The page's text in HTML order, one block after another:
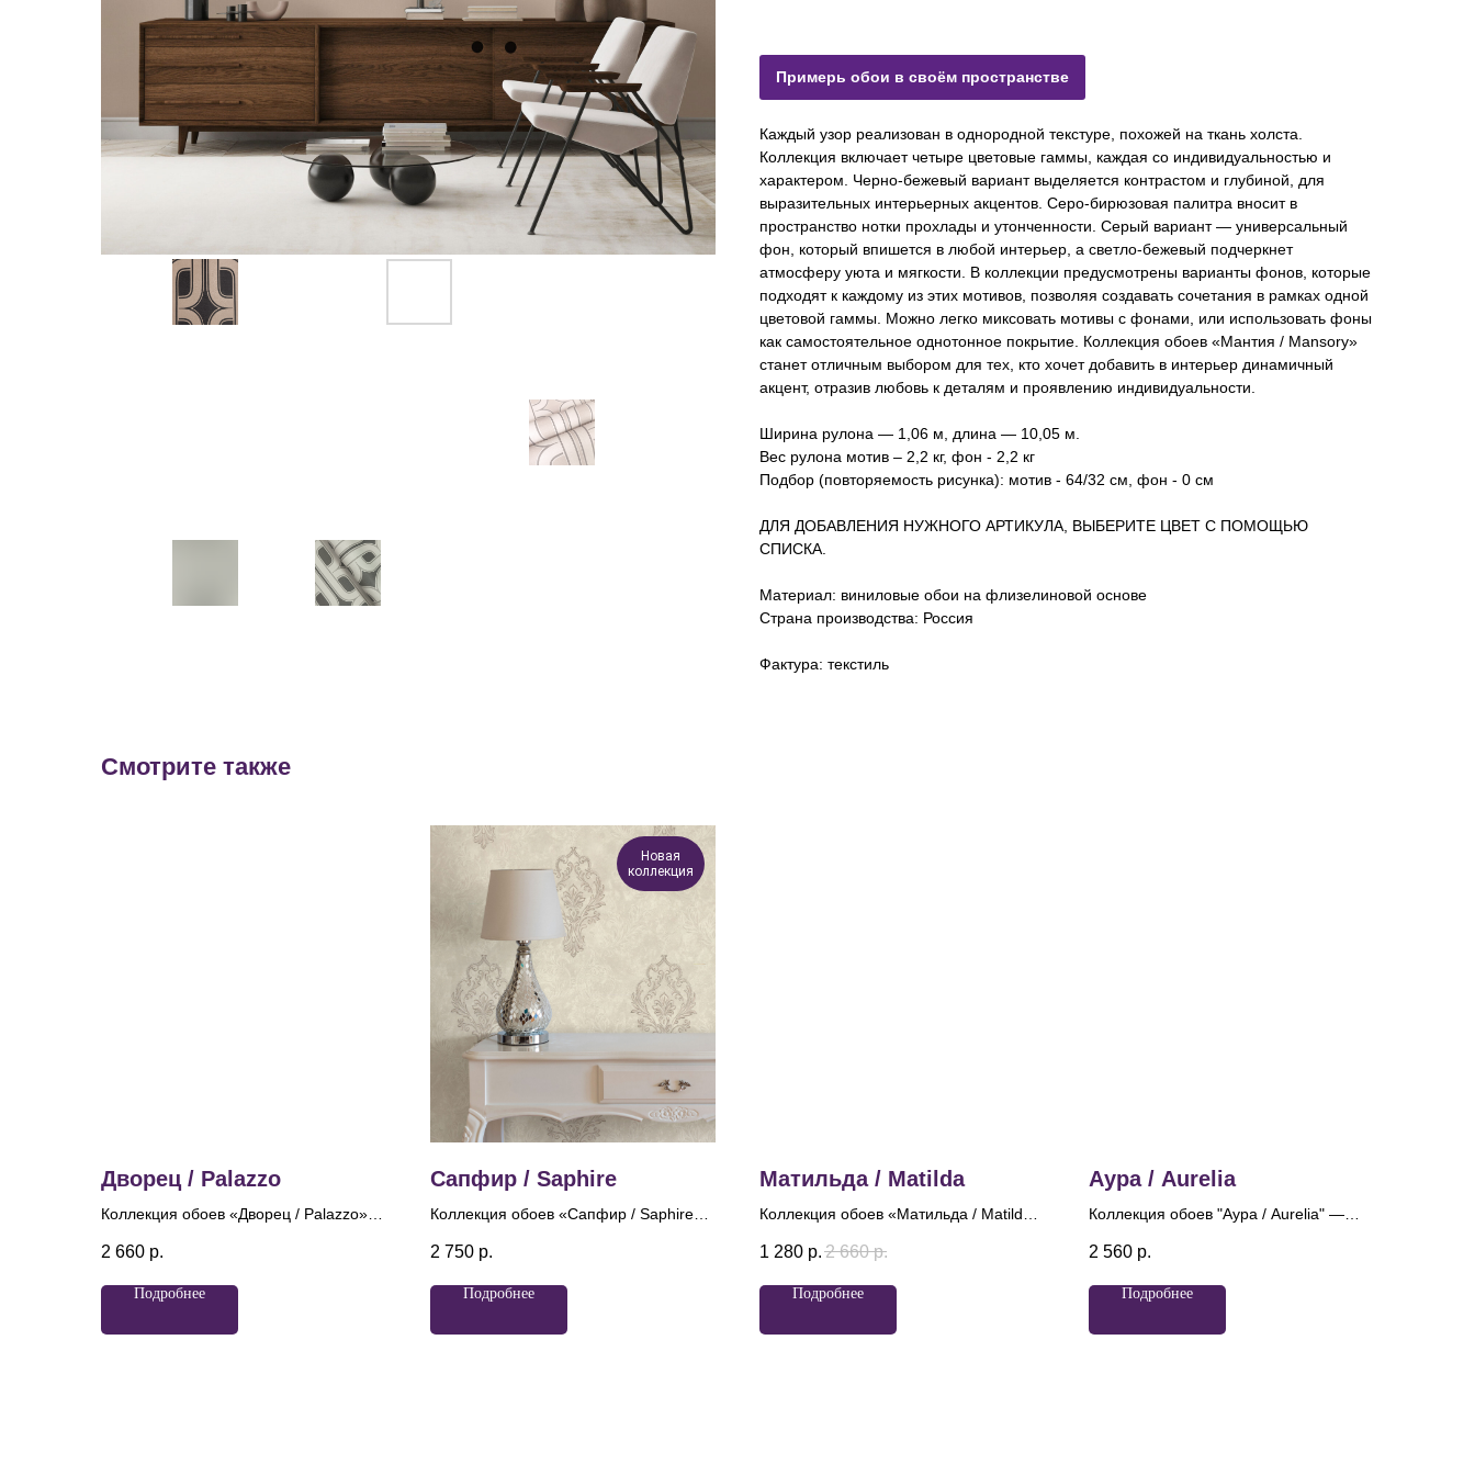
Примерь обои в своём пространстве
Каждый узор реализован в однородной текстуре, похожей на ткань холста.
Коллекция включает четыре цветовые гаммы, каждая со индивидуальностью и
характером. Черно-бежевый вариант выделяется контрастом и глубиной, для
выразительных интерьерных акцентов. Серо-бирюзовая палитра вносит в
пространство нотки прохлады и утонченности. Серый вариант — универсальный
фон, который впишется в любой интерьер, а светло-бежевый подчеркнет
атмосферу уюта и мягкости. В коллекции предусмотрены варианты фонов, которые
подходят к каждому из этих мотивов, позволяя создавать сочетания в рамках одной
цветовой гаммы. Можно легко миксовать мотивы с фонами, или использовать фоны
как самостоятельное однотонное покрытие. Коллекция обоев «Мантия / Mansory»
станет отличным выбором для тех, кто хочет добавить в интерьер динамичный
акцент, отразив любовь к деталям и проявлению индивидуальности.
Ширина рулона — 1,06 м, длина — 10,05 м.
Вес рулона мотив – 2,2 кг, фон - 2,2 кг
Подбор (повторяемость рисунка): мотив - 64/32 см, фон - 0 см
ДЛЯ ДОБАВЛЕНИЯ НУЖНОГО АРТИКУЛА, ВЫБЕРИТЕ ЦВЕТ С ПОМОЩЬЮ
СПИСКА.
Материал: виниловые обои на флизелиновой основе
Страна производства: Россия
Фактура: текстиль
Смотрите также
Дворец / Palazzo
Коллекция обоев «Дворец / Palazzo»
элегантности и роскоши. Дизайн и
название вдохновлены великолепием
дворцовых интерьеров, создавая
атмосферу аристократизма и
2 660 р.
Подробнее
Новая
коллекция
Сапфир / Saphire
Коллекция обоев «Сапфир / Saphire»
сияния, вдохновенного глубиной и
блеском драгоценного камня.
Центральным мотивом коллекции
служит классический дамасский
2 750 р.
Подробнее
Матильда / Matilda
Коллекция обоев «Матильда / Matilda»
именем легендарной балерины. Эти
обои с роскошным дамаском
привлекают внимание утонченной
эстетикой, где центральные розетки,
1 280 р. 2 660 р.
Подробнее
Аура / Aurelia
Коллекция обоев "Аура / Aurelia" —
древних традиций. Название
"Аурелия", переводящееся как
"золотая", идеально отражает суть
этого продукта, ведь каждая деталь
2 560 р.
Подробнее